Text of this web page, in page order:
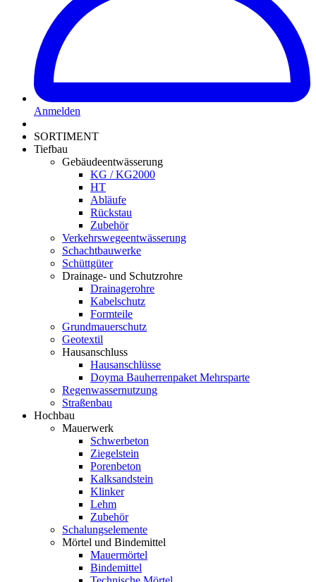
Anmelden
SORTIMENT
Tiefbau
Gebäudeentwässerung
KG / KG2000
HT
Abläufe
Rückstau
Zubehör
Verkehrswegeentwässerung
Schachtbauwerke
Schüttgüter
Drainage- und Schutzrohre
Drainagerohre
Kabelschutz
Formteile
Grundmauerschutz
Geotextil
Hausanschluss
Hausanschlüsse
Doyma Bauherrenpaket Mehrsparte
Regenwassernutzung
Straßenbau
Hochbau
Mauerwerk
Schwerbeton
Ziegelstein
Porenbeton
Kalksandstein
Klinker
Lehm
Zubehör
Schalungselemente
Mörtel und Bindemittel
Mauermörtel
Bindemittel